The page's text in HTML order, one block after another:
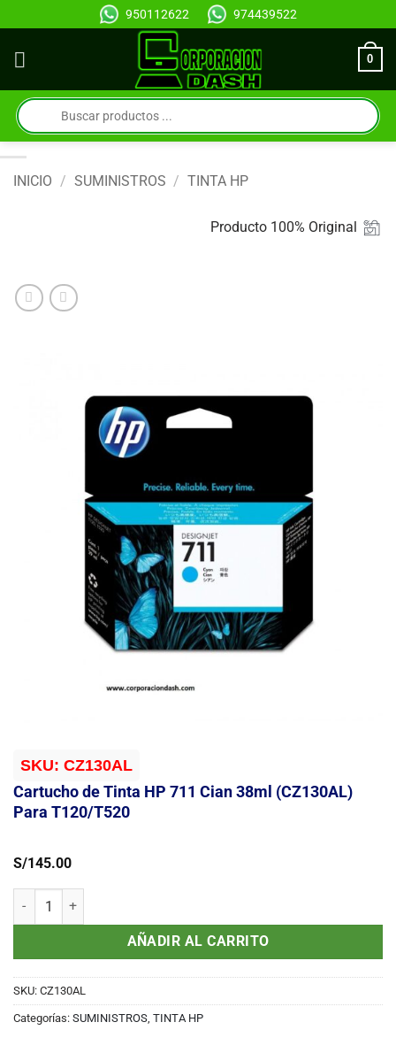
al
contenido
950112622 974439522
0
Búsqueda
de
productos
INICIO / SUMINISTROS / TINTA HP
Producto 100% Original
SKU: CZ130AL
Cartucho de Tinta HP 711 Cian 38ml (CZ130AL)
Para T120/T520
S/145.00
Cartucho de Tinta HP 711 Cian 38ml (CZ130AL) Para T120/T520
AÑADIR AL CARRITO
SKU: CZ130AL
Categorías: SUMINISTROS, TINTA HP